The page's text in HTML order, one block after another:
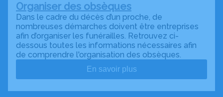
Organiser des obsèques
Dans le cadre du décès d’un proche, de
nombreuses démarches doivent être entreprises
afin d’organiser les funérailles. Retrouvez ci-
dessous toutes les informations nécessaires afin
de comprendre l'organisation des obsèques.
En savoir plus